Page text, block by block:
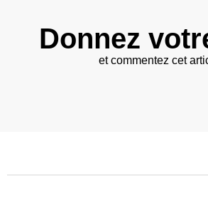
Donnez
et commentez cet